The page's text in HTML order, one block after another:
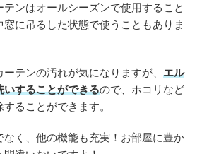
ンはオールシーズンで使用すること
に吊るした状態で使うこともありま
テンの汚れが気になりますが、 エル
いすることができるので、ホコリなど
ることができます。
く、他の機能も充実！お部屋に豊か